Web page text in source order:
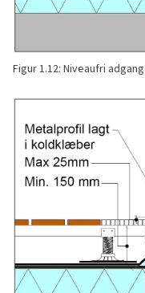
Figur 1.12: Niveaufri